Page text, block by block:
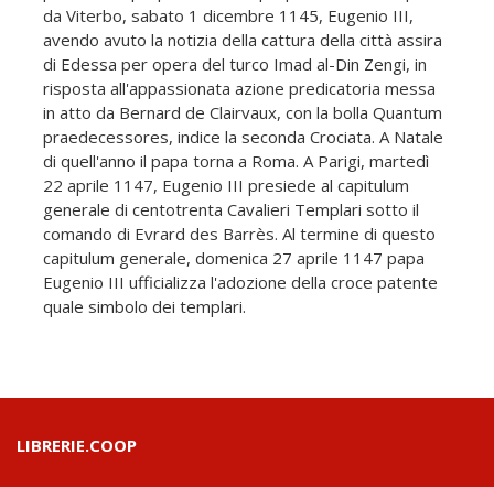
da Viterbo, sabato 1 dicembre 1145, Eugenio III,
avendo avuto la notizia della cattura della città assira
di Edessa per opera del turco Imad al-Din Zengi, in
risposta all'appassionata azione predicatoria messa
in atto da Bernard de Clairvaux, con la bolla Quantum
praedecessores, indice la seconda Crociata. A Natale
di quell'anno il papa torna a Roma. A Parigi, martedì
22 aprile 1147, Eugenio III presiede al capitulum
generale di centotrenta Cavalieri Templari sotto il
comando di Evrard des Barrès. Al termine di questo
capitulum generale, domenica 27 aprile 1147 papa
Eugenio III ufficializza l'adozione della croce patente
quale simbolo dei templari.
LIBRERIE.COOP